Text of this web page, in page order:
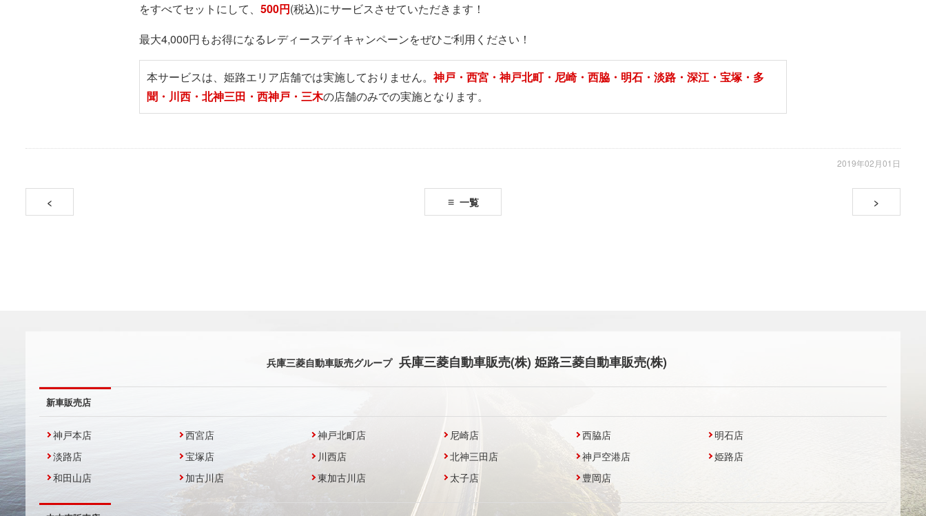
をすべてセットにして、 500円(税込)にサービスさせていただきます！
最大4,000円もお得になるレディースデイキャンペーンをぜひご利用ください！
本サービスは、姫路エリア店舗では実施しておりません。神戸・西宮・神戸北町・尼崎・西脇・明石・淡路・深江・宝塚・多
聞・川西・北神三田・西神戸・三木の店舗のみでの実施となります。
2019年02月01日
< 一覧 >
兵庫三菱自動車販売グループ 兵庫三菱自動車販売(株) 姫路三菱自動車販売(株)
新車販売店
神戸本店 西宮店 神戸北町店 尼崎店 西脇店
明石店
淡路店
宝塚店 川西店 北神三田店 神戸空港店
姫路店
和田山店
加古川店 東加古川店 太子店 豊岡店